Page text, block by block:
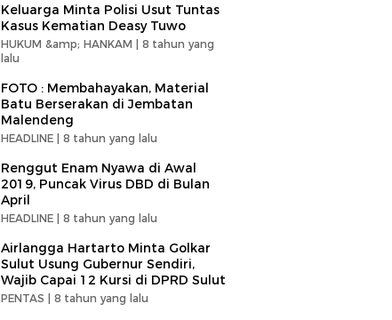
Keluarga Minta Polisi Usut Tuntas
Kasus Kematian Deasy Tuwo
HUKUM &amp; HANKAM | 8 tahun yang
lalu
FOTO : Membahayakan, Material
Batu Berserakan di Jembatan
Malendeng
HEADLINE | 8 tahun yang lalu
Renggut Enam Nyawa di Awal
2019, Puncak Virus DBD di Bulan
April
HEADLINE | 8 tahun yang lalu
Airlangga Hartarto Minta Golkar
Sulut Usung Gubernur Sendiri,
Wajib Capai 12 Kursi di DPRD Sulut
PENTAS | 8 tahun yang lalu